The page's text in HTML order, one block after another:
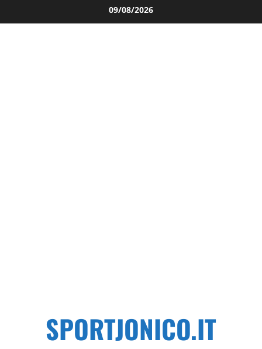
al
09/08/2026
SPORTJONICO.IT